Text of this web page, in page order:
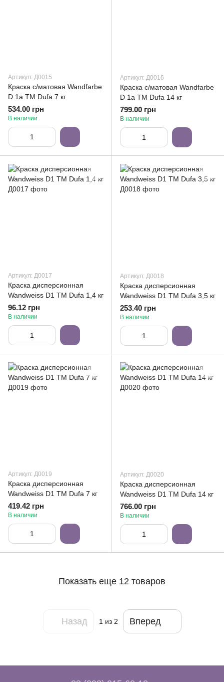
Артикул: Д0015
Краска с/матовая Wandfarbe
D 1а ТМ Dufa 7 кг
534.00 грн
В наличии
Артикул: Д0016
Краска с/матовая Wandfarbe
D 1а ТМ Dufa 14 кг
799.00 грн
В наличии
Артикул: Д0017
Краска дисперсионная
Wandweiss D1 ТМ Dufa 1,4 кг
96.12 грн
В наличии
Артикул: Д0018
Краска дисперсионная
Wandweiss D1 ТМ Dufa 3,5 кг
253.40 грн
В наличии
Артикул: Д0019
Краска дисперсионная
Wandweiss D1 ТМ Dufa 7 кг
419.42 грн
В наличии
Артикул: Д0020
Краска дисперсионная
Wandweiss D1 ТМ Dufa 14 кг
766.00 грн
В наличии
Показать еще 12 товаров
Назад 1 из 2 Вперед